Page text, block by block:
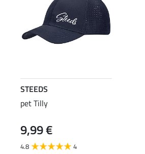
STEEDS
pet Tilly
9,99 €
4.8 4